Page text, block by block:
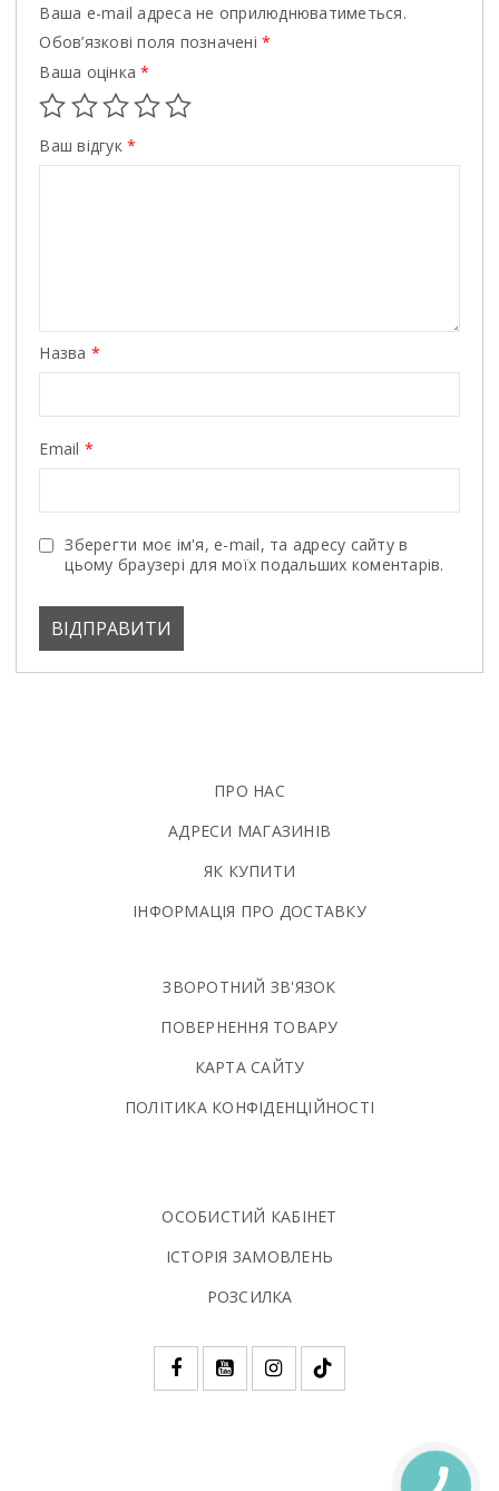
Ваша e-mail адреса не оприлюднюватиметься.
Обов’язкові поля позначені*
Ваша оцінка*
Ваш відгук*
Назва *
Email *
Зберегти моє ім'я, e-mail, та адресу сайту в
цьому браузері для моїх подальших коментарів.
ПРО НАС
АДРЕСИ МАГАЗИНІВ
ЯК КУПИТИ
ІНФОРМАЦІЯ ПРО ДОСТАВКУ
ЗВОРОТНИЙ ЗВ'ЯЗОК
ПОВЕРНЕННЯ ТОВАРУ
КАРТА САЙТУ
ПОЛIТИКА КОНФIДЕНЦIЙНОСТI
ОСОБИСТИЙ КАБІНЕТ
ІСТОРІЯ ЗАМОВЛЕНЬ
РОЗСИЛКА